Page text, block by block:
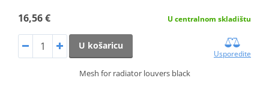
16,56 € U centralnom skladištu
U košaricu
Usporedite
Mesh for radiator louvers black